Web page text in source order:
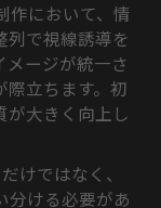
作において、情
列で視線誘導を
ージが統一さ
際立ちます。初
が大きく向上し
けではなく、
分ける必要があ